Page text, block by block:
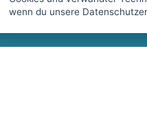
wenn du unsere